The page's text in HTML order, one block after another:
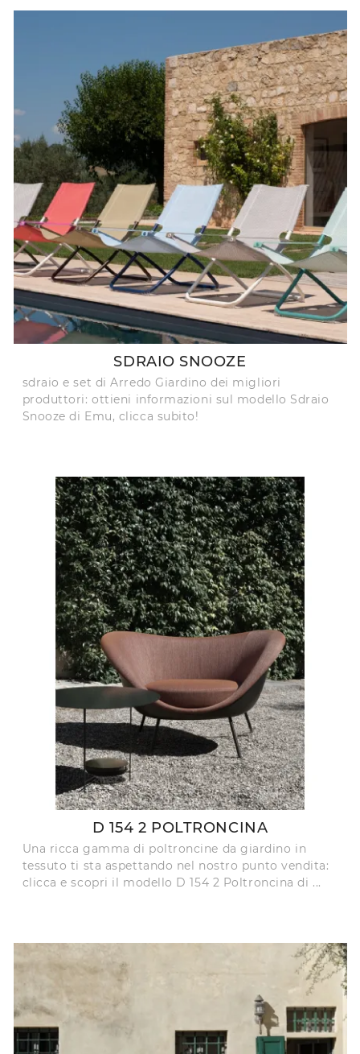
SDRAIO SNOOZE
sdraio e set di Arredo Giardino dei migliori
produttori: ottieni informazioni sul modello Sdraio
Snooze di Emu, clicca subito!
D 154 2 POLTRONCINA
Una ricca gamma di poltroncine da giardino in
tessuto ti sta aspettando nel nostro punto vendita:
clicca e scopri il modello D 154 2 Poltroncina di ...